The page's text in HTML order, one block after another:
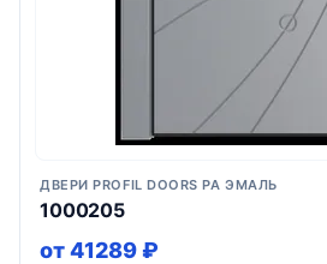
ДВЕРИ PROFIL DOORS PA ЭМАЛЬ
1000205
от 41289 ₽